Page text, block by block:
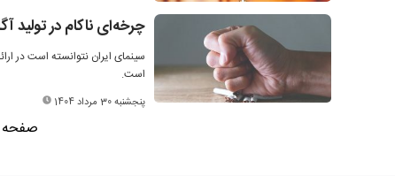
چرخه‌ای ناکام در تولید
سینمای ایران نتوانسته است در
است.
پنجشنبه 30 مرداد 1404
صفحه 3 از 4